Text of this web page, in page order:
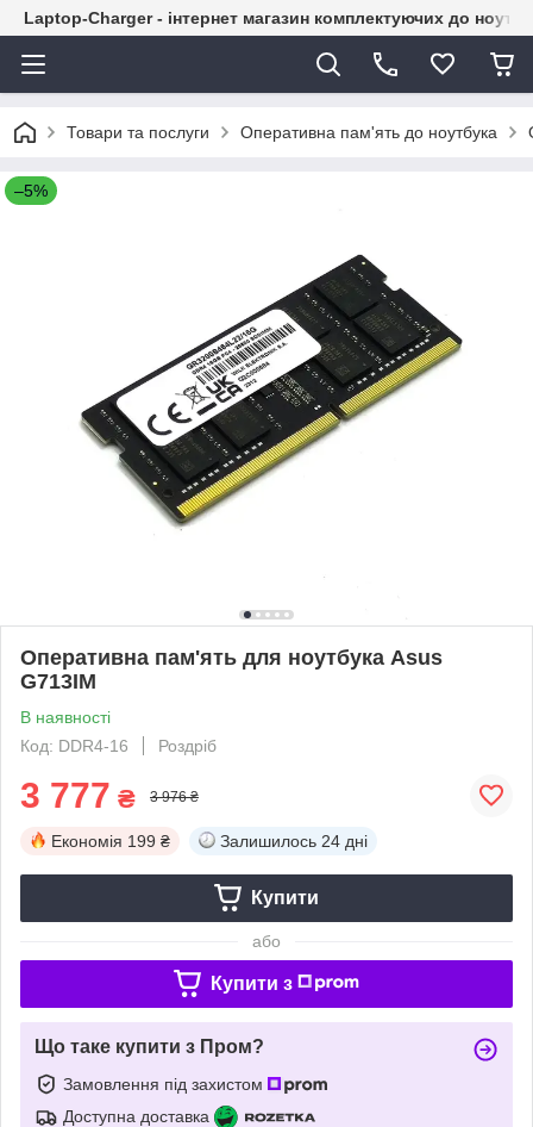
Laptop-Charger - інтернет магазин комплектуючих до
Товари та послуги Оперативна пам'ять до ноутбука
–5%
Оперативна пам'ять для ноутбука Asus
G713IM
В наявності
Код: DDR4-16
Роздріб
3 777 ₴ 3 976 ₴
Економія 199 ₴ Залишилось 24 дні
Купити
або
Купити з
Що таке купити з Пром?
Замовлення під захистом
Доступна доставка